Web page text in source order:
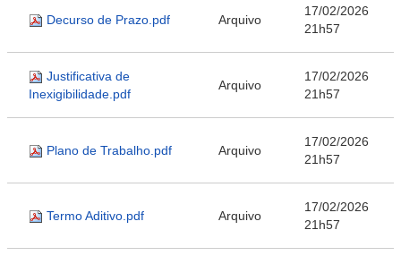
Decurso de Prazo.pdf Arquivo
17/02/2026
21h57
Justificativa de
Inexigibilidade.pdf
Arquivo
17/02/2026
21h57
Plano de Trabalho.pdf Arquivo
17/02/2026
21h57
Termo Aditivo.pdf Arquivo
17/02/2026
21h57